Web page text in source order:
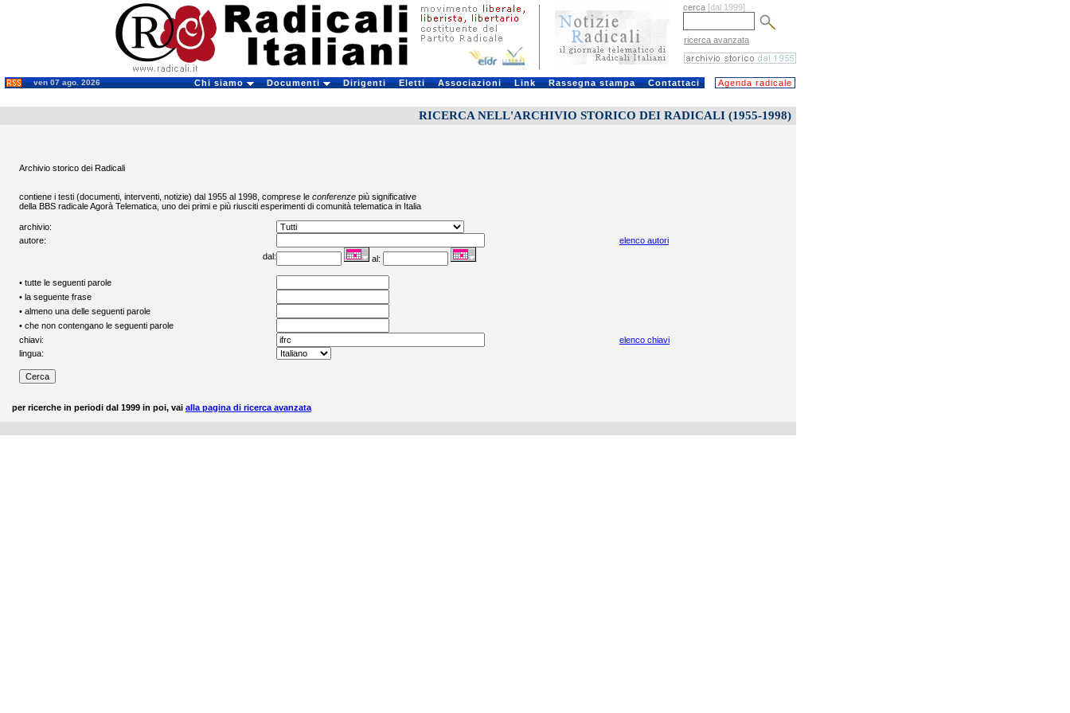
cerca [dal 1999]
ricerca avanzata
ven 07 ago. 2026 Chi siamo Documenti Dirigenti Eletti Associazioni Link Rassegna stampa Contattaci Agenda radicale
RICERCA NELL'ARCHIVIO STORICO DEI RADICALI (1955-1998)
Archivio storico dei Radicali
contiene i testi (documenti, interventi, notizie) dal 1955 al 1998, comprese le conferenze più significative
della BBS radicaleAgorà Telematica , uno dei primi e più riusciti esperimenti di comunità telematica in Italia
archivio:
autore:
elenco autori
dal:
al:
• tutte le seguenti parole
• la seguente frase
• almeno una delle seguenti parole
• che non contengano le seguenti parole
chiavi:
elenco chiavi
lingua:
per ricerche in periodi dal 1999 in poi, vai alla pagina di ricerca avanzata